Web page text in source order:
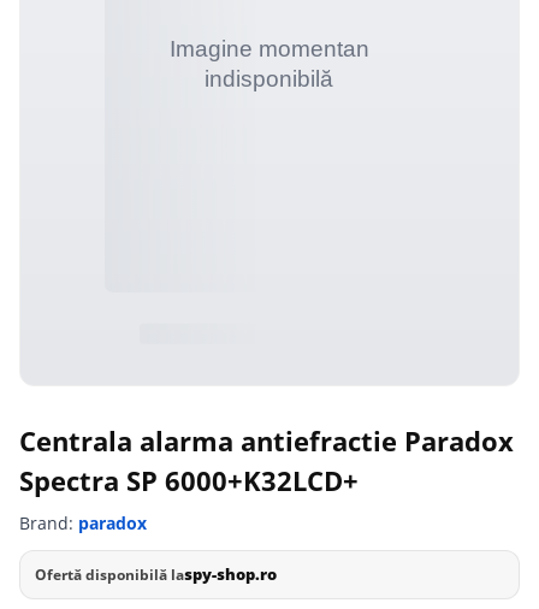
Centrala alarma antiefractie Paradox
Spectra SP 6000+K32LCD+
Brand: paradox
Ofertă disponibilă laspy-shop.ro